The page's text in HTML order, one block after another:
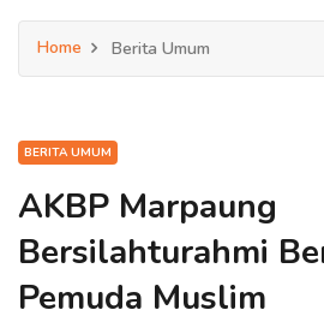
Home Berita Umum
BERITA UMUM
AKBP Marpaung
Bersilahturahmi
Pemuda Muslim